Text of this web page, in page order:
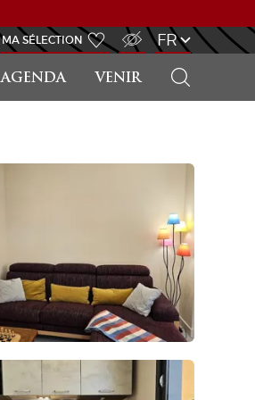
AGENDA VENIR
MA SÉLECTION FR